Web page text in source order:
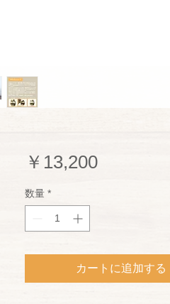
￥13,200価
数量 *
カートに追加する